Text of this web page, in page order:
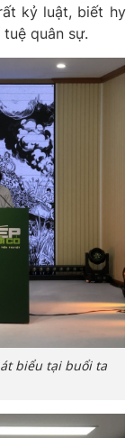
kỷ luật, biết hy
quân sự.
biểu tại buổi ta